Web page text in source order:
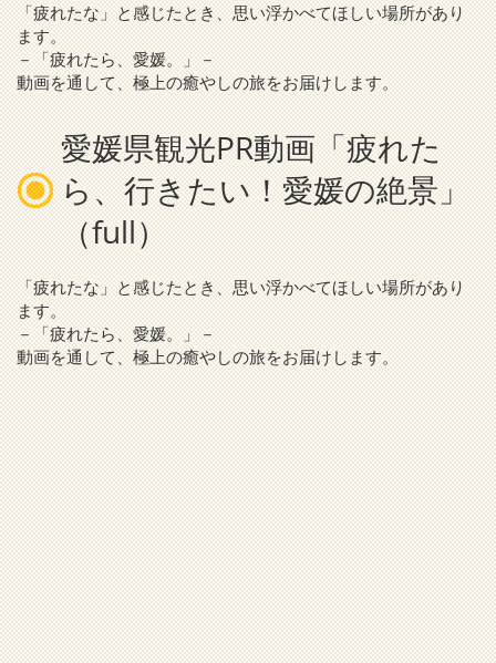
「疲れたな」と感じたとき、思い浮かべてほしい場所があり
ます。
－「疲れたら、愛媛。」－
動画を通して、極上の癒やしの旅をお届けします。
愛媛県観光PR動画「疲れた
ら、行きたい！愛媛の絶景」
（full）
「疲れたな」と感じたとき、思い浮かべてほしい場所があり
ます。
－「疲れたら、愛媛。」－
動画を通して、極上の癒やしの旅をお届けします。